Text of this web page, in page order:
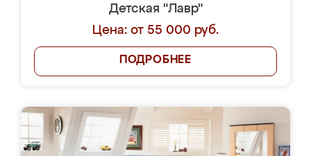
Детская "Лавр"
Цена: от 55 000 руб.
ПОДРОБНЕЕ